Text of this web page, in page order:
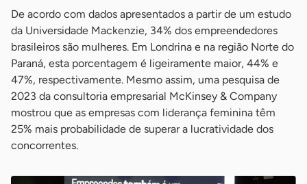
De acordo com dados apresentados a partir de um estudo
da Universidade Mackenzie, 34% dos empreendedores
brasileiros são mulheres. Em Londrina e na região Norte do
Paraná, esta porcentagem é ligeiramente maior, 44% e
47%, respectivamente. Mesmo assim, uma pesquisa de
2023 da consultoria empresarial McKinsey & Company
mostrou que as empresas com liderança feminina têm
25% mais probabilidade de superar a lucratividade dos
concorrentes.